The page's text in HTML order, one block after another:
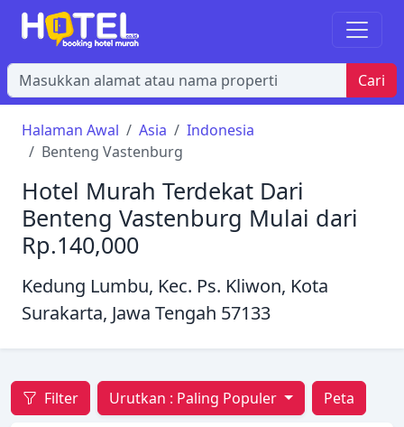
Cari
Halaman Awal Asia
Indonesia
Benteng Vastenburg
Hotel Murah Terdekat Dari
Benteng Vastenburg Mulai dari
Rp.140,000
Kedung Lumbu, Kec. Ps. Kliwon, Kota
Surakarta, Jawa Tengah 57133
Filter Urutkan : Paling Populer Peta